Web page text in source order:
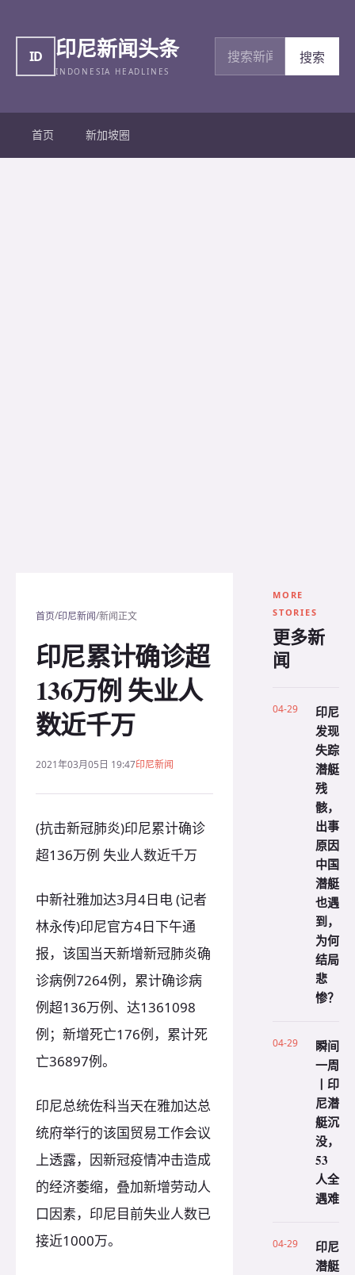
ID 印尼新闻头条
INDONESIA HEADLINES
搜索新闻
搜索
首页 新加坡圈
首页/印尼新闻/新闻正文
印尼累计确诊超
136万例 失业人
数近千万
2021年03月05日 19:47印尼新闻
(抗击新冠肺炎)印尼累计确诊
超136万例 失业人数近千万
中新社雅加达3月4日电 (记者
林永传)印尼官方4日下午通
报，该国当天新增新冠肺炎确
诊病例7264例，累计确诊病
例超136万例、达1361098
例；新增死亡176例，累计死
亡36897例。
印尼总统佐科当天在雅加达总
统府举行的该国贸易工作会议
上透露，因新冠疫情冲击造成
的经济萎缩，叠加新增劳动人
口因素，印尼目前失业人数已
接近1000万。
MORE
STORIES
更多新
闻
04-29
印尼
发现
失踪
潜艇
残
骸，
出事
原因
中国
潜艇
也遇
到，
为何
结局
悲
惨？
04-29
瞬间
一周
丨印
尼潜
艇沉
没，
53
人全
遇难
04-29
印尼
潜艇